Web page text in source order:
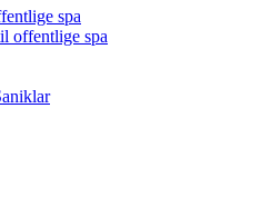
spa
offentlige spa